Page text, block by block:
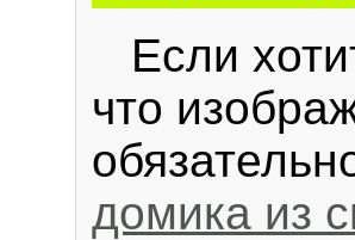
Если
что
домика из